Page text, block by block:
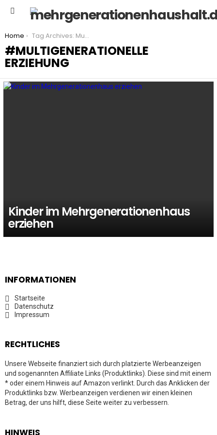
You are here:
Home Tag Archives: Multigenerationelle Erziehung
MULTIGENERATIONELLE
ERZIEHUNG
Kinder im Mehrgenerationenhaus
erziehen
INFORMATIONEN
Startseite
Datenschutz
Impressum
RECHTLICHES
Unsere Webseite finanziert sich durch platzierte Werbeanzeigen
und sogenannten Affiliate Links (Produktlinks). Diese sind mit einem
* oder einem Hinweis auf Amazon verlinkt. Durch das Anklicken der
Produktlinks bzw. Werbeanzeigen verdienen wir einen kleinen
Betrag, der uns hilft, diese Seite weiter zu verbessern.
HINWEIS